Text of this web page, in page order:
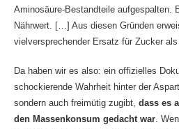
Aminosäure-Bestandteile aufgespalten.
Nährwert. […] Aus diesen Gründen
vielversprechender Ersatz für Zucker
Da haben wir es also: ein offizielles
schockierende Wahrheit hinter der
sondern auch freimütig zugibt, dass es
den Massenkonsum gedacht war.